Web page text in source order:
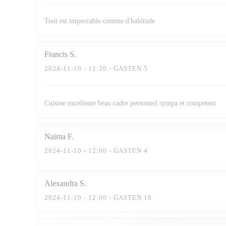
Tout est impeccable comme d'habitude
Francis S
2024-11-10 - 12:30 - GASTEN 5
Cuisine excellente beau cadre personnel sympa et competent
Naima F
2024-11-10 - 12:00 - GASTEN 4
Alexandra S
2024-11-10 - 12:00 - GASTEN 18